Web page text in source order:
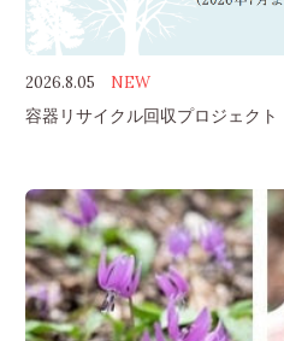
2026.8.05 NEW
容器リサイクル回収プロジェクト